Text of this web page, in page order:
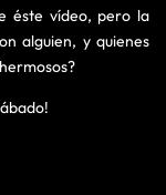
éste vídeo, pero la
alguien, y quienes